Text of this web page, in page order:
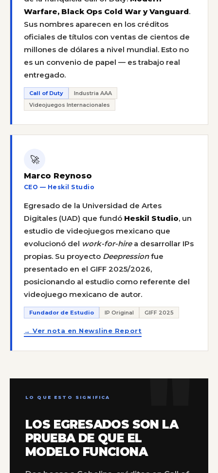
Warfare, Black Ops Cold War y Vanguard.
Sus nombres aparecen en los créditos
oficiales de títulos con ventas de cientos de
millones de dólares a nivel mundial. Esto no
es un convenio de papel — es trabajo real
entregado.
Call of Duty
Industria AAA
Videojuegos Internacionales
🚀
Marco Reynoso
CEO — Heskil Studio
Egresado de la Universidad de Artes
Digitales (UAD) que fundó Heskil Studio, un
estudio de videojuegos mexicano que
evolucionó del work-for-hirea desarrollar IPs
propias. Su proyecto Deepressionfue
presentado en el GIFF 2025/2026,
posicionando al estudio como referente del
videojuego mexicano de autor.
Fundador de Estudio IP Original GIFF 2025
→ Ver nota en Newsline Report
LO QUE ESTO SIGNIFICA
LOS EGRESADOS SON LA
PRUEBA DE QUE EL
MODELO FUNCIONA